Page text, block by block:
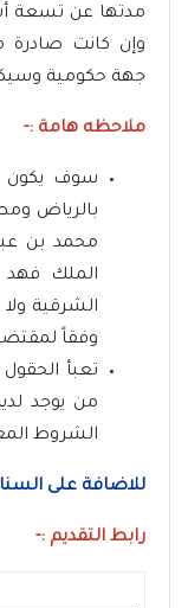
مدتها عن تسعة
وإن كانت
جهة حكومية
ملاحظه هامة :-
سوف يكون
بالرياض
محمد بن
الملك فهد
الشرقية
وفقاً
تعبأ
من يوجد
الشروط
للاضافة على
رابط التقديم :-